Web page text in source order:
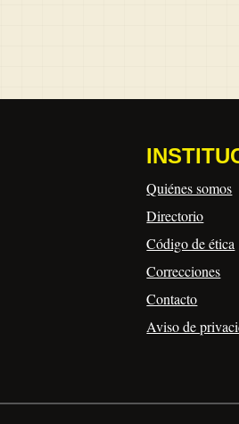
Quiénes somos
Directorio
Código de ética
Correcciones
Contacto
Aviso de